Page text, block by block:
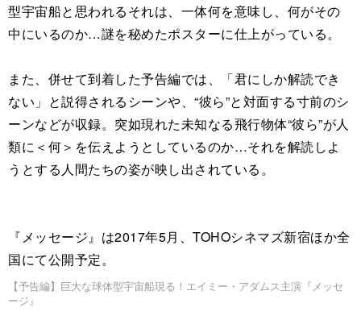
型宇宙船と思われるそれは、一体何を意味し、何がその
中にいるのか…謎を秘めたポスターに仕上がっている。
また、併せて到着した予告編では、「君にしか解読でき
ない」と説得されるシーンや、“彼ら”と対面する寸前のシ
ーンなどが収録。突如現れた未知なる飛行物体“彼ら”が人
類に＜何＞を伝えようとしているのか…それを解読しよ
うとする人間たちの姿が映し出されている。
『メッセージ』は2017年5月、TOHOシネマズ新宿ほか全
国にて公開予定。
【予告編】巨大な球体型宇宙船現る！エイミー・アダムス主演『メッセ
ージ』